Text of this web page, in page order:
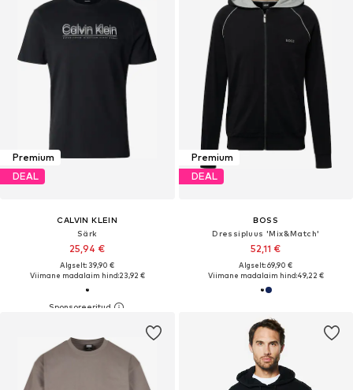
Premium
DEAL
CALVIN KLEIN
Särk
25,94 €
Algselt: 39,90 €
Viimane madalaim hind:23,92 €
Premium
DEAL
BOSS
Dressipluus 'Mix&Match'
52,11 €
Algselt: 69,90 €
Viimane madalaim hind:49,22 €